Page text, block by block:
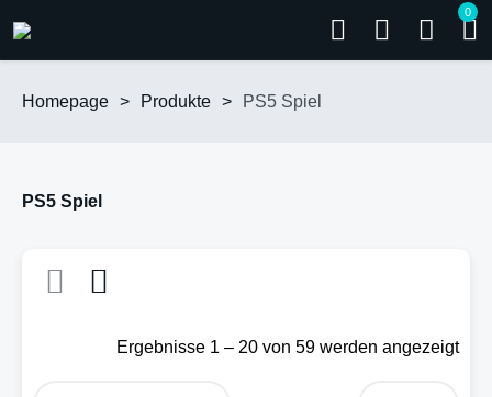
0
Homepage > Produkte > PS5 Spiel
PS5 Spiel
Ergebnisse 1 – 20 von 59 werden angezeigt